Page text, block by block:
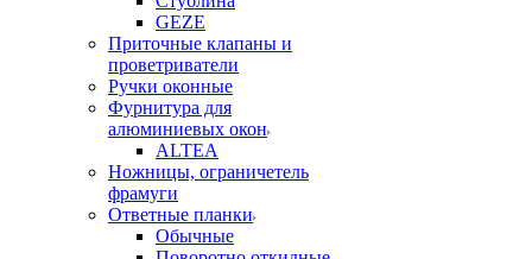
GEZE
Приточные клапаны и
проветриватели
Ручки оконные
Фурнитура для
алюминиевых окон
ALTEA
Ножницы, ограничетель
фрамуги
Ответные планки
Обычные